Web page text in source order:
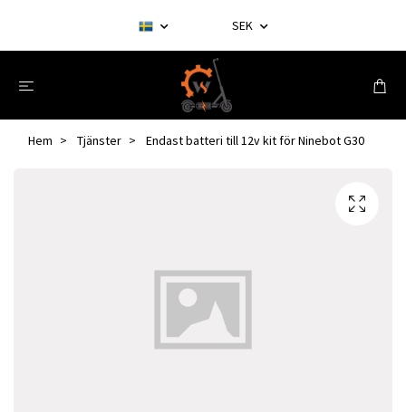
SEK
Hem Tjänster Endast batteri till 12v kit för Ninebot G30